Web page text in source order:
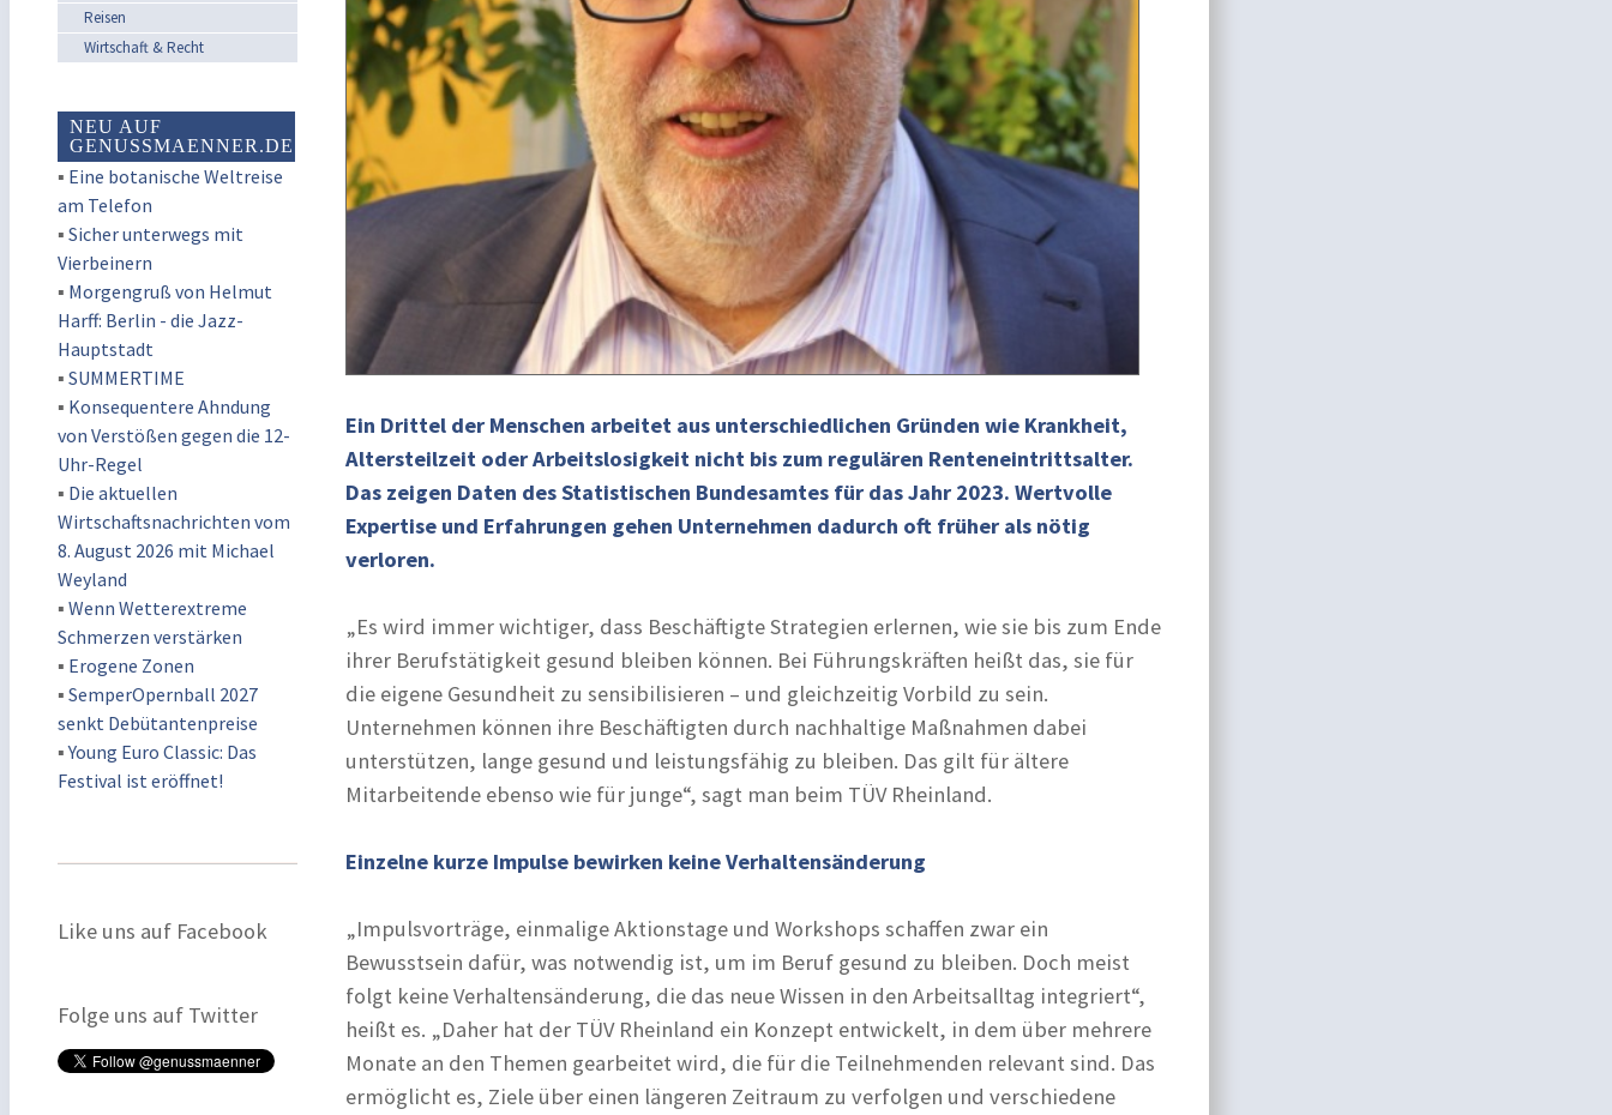
Reisen
Wirtschaft & Recht
NEU AUF
GENUSSMAENNER.DE
▪ Eine botanische Weltreise
am Telefon
▪ Sicher unterwegs mit
Vierbeinern
▪ Morgengruß von Helmut
Harff: Berlin - die Jazz-
Hauptstadt
▪ SUMMERTIME
▪ Konsequentere Ahndung
von Verstößen gegen die 12-
Uhr-Regel
▪ Die aktuellen
Wirtschaftsnachrichten vom
8. August 2026 mit Michael
Weyland
▪ Wenn Wetterextreme
Schmerzen verstärken
▪ Erogene Zonen
▪ SemperOpernball 2027
senkt Debütantenpreise
▪Young Euro Classic: Das
Festival ist eröffnet!
Like uns auf Facebook
Folge uns auf Twitter
Ein Drittel der Menschen arbeitet aus unterschiedlichen Gründen wie Krankheit,
Altersteilzeit oder Arbeitslosigkeit nicht bis zum regulären Renteneintrittsalter.
Das zeigen Daten des Statistischen Bundesamtes für das Jahr 2023. Wertvolle
Expertise und Erfahrungen gehen Unternehmen dadurch oft früher als nötig
verloren.
„Es wird immer wichtiger, dass Beschäftigte Strategien erlernen, wie sie bis zum Ende
ihrer Berufstätigkeit gesund bleiben können. Bei Führungskräften heißt das, sie für
die eigene Gesundheit zu sensibilisieren – und gleichzeitig Vorbild zu sein.
Unternehmen können ihre Beschäftigten durch nachhaltige Maßnahmen dabei
unterstützen, lange gesund und leistungsfähig zu bleiben. Das gilt für ältere
Mitarbeitende ebenso wie für junge“, sagt man beim TÜV Rheinland.
Einzelne kurze Impulse bewirken keine Verhaltensänderung
„Impulsvorträge, einmalige Aktionstage und Workshops schaffen zwar ein
Bewusstsein dafür, was notwendig ist, um im Beruf gesund zu bleiben. Doch meist
folgt keine Verhaltensänderung, die das neue Wissen in den Arbeitsalltag integriert“,
heißt es. „Daher hat der TÜV Rheinland ein Konzept entwickelt, in dem über mehrere
Monate an den Themen gearbeitet wird, die für die Teilnehmenden relevant sind. Das
ermöglicht es, Ziele über einen längeren Zeitraum zu verfolgen und verschiedene